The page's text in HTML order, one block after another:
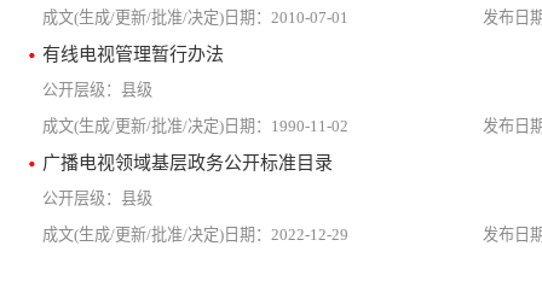
2010-07-01
有线电视管理暂行办法
县级
1990-11-02
广播电视领域基层政务公开标准目录
县级
2022-12-29